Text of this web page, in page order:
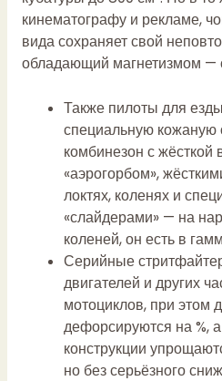
кинематографу и рекламе,
вида сохраняет свой
обладающий магнетизмом —
Также пилоты для
специальную
комбинезон с жёсткой
«аэрогорбом»,
локтях, коленях и
«слайдерами» — на
коленей, он есть в
Серийные
двигателей и других
мотоциклов, при этом
дефорсируются на %,
конструкции
но без серьёзного